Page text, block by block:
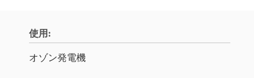
使用:
オゾン発電機